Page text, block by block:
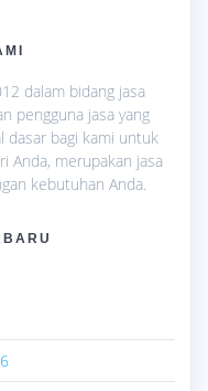
dalam bidang jasa
pengguna jasa yang
dasar bagi kami untuk
Anda, merupakan jasa
kebutuhan Anda.